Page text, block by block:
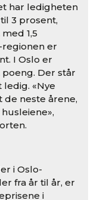
har ledigheten
3 prosent,
1,5
regionen er
I Oslo er
Der står
ledig. «Nye
neste årene,
i Oslo-
fra år til år, er
i